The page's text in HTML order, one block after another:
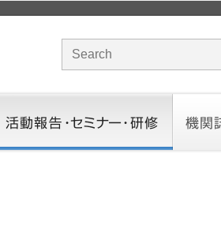
サイト内検索のキーワード